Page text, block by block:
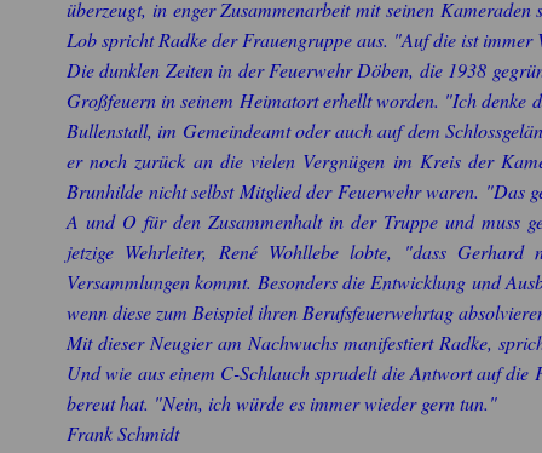
überzeugt, in enger Zusammenarbeit mit seinen
Lob spricht Radke der Frauengruppe aus. "Auf die ist immer
Die dunklen Zeiten in der Feuerwehr Döben, die 1938
Großfeuern in seinem Heimatort erhellt worden. "Ich denke
Bullenstall, im Gemeindeamt oder auch auf dem
er noch zurück an die vielen Vergnügen im Kreis der
Brunhilde nicht selbst Mitglied der Feuerwehr waren. "Das
A und O für den Zusammenhalt in der Truppe und muss
jetzige Wehrleiter, René Wohllebe lobte, "dass
Versammlungen kommt. Besonders die Entwicklung und
wenn diese zum Beispiel ihren Berufsfeuerwehrtag
Mit dieser Neugier am Nachwuchs manifestiert Radke,
Und wie aus einem C-Schlauch sprudelt die Antwort auf
bereut hat. "Nein, ich würde es immer wieder gern tun."
Frank Schmidt